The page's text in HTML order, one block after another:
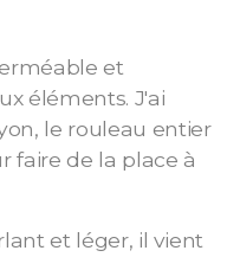
et
éléments. J'ai
le rouleau entier
faire de la place à
et léger, il vient